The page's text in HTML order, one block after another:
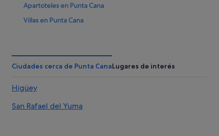
Apartoteles en Punta Cana
Villas en Punta Cana
Hoteles para bodas en Punta Cana
Wynn Resorts en Punta Cana
Hoteles para familias en Punta Cana
Ciudades cerca de Punta CanaLugares de interés
Higüey
San Rafael del Yuma